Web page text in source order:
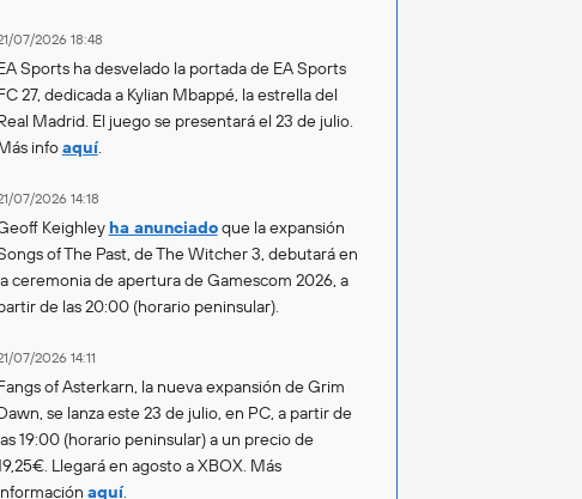
07/2026 18:48
Sports ha desvelado la portada de EA Sports
27, dedicada a Kylian Mbappé, la estrella del
Madrid. El juego se presentará el 23 de julio.
infoaquí.
07/2026 14:18
Keighley ha anunciadoque la expansión
of The Past, de The Witcher 3, debutará en
ceremonia de apertura de Gamescom 2026, a
de las 20:00 (horario peninsular).
07/2026 14:11
of Asterkarn, la nueva expansión de Grim
se lanza este 23 de julio, en PC, a partir de
19:00 (horario peninsular) a un precio de
Llegará en agosto a XBOX. Más
aquí.